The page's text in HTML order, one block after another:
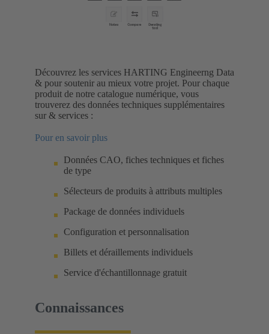
Découvrez les services HARTING Engineerng Data
& pour soutenir au mieux votre projet. Pour chaque
produit de notre catalogue numérique, vous
trouverez des données techniques supplémentaires
sur & services :
Pour en savoir plus
Données CAO, fiches techniques et fiches
de type
Sélecteurs de produits à attributs multiples
Package de données individuels
Configuration et personnalisation
Billets et déraillements individuels
Service d'échantillonnage gratuit
Connaissances